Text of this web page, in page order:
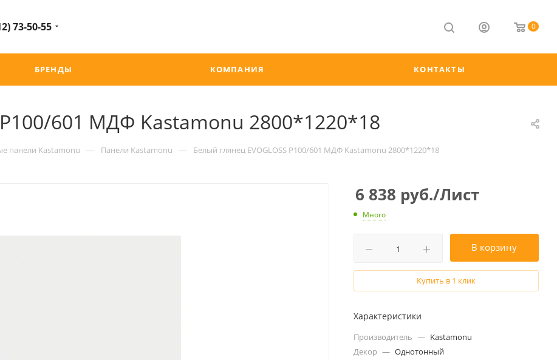
73-50-55 0
БРЕНДЫ КОМПАНИЯ КОНТАКТЫ
Р100/601 МДФ Kastamonu 2800*1220*18
панели Kastamonu — Панели Kastamonu — Белый глянец EVOGLOSS Р100/601 МДФ Kastamonu 2800*1220*18
6 838 руб./Лист
Много
В корзину
Купить в 1 клик
Характеристики
Производитель — Kastamonu
Декор — Однотонный